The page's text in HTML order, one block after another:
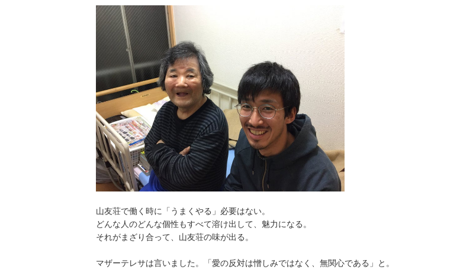
山友荘で働く時に「うまくやる」必要はない。
どんな人のどんな個性もすべて溶け出して、魅力になる。
それがまざり合って、山友荘の味が出る。
マザーテレサは言いました。「愛の反対は憎しみではなく、無関心である」と。